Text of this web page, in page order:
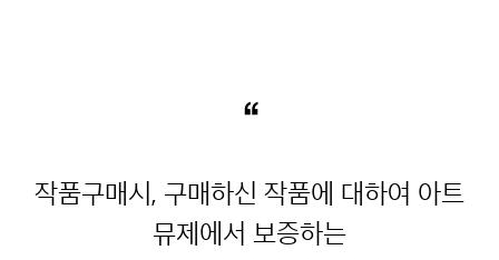
“
작품구매시, 구매하신 작품에 대하여 아트